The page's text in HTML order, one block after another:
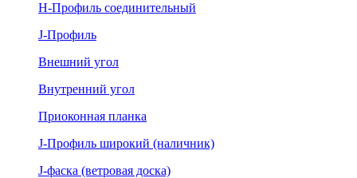
Н-Профиль соединительный
J-Профиль
Внешний угол
Внутренний угол
Приоконная планка
J-Профиль широкий (наличник)
J-фаска (ветровая доска)